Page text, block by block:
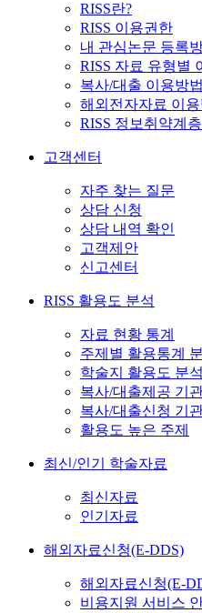
RISS란?
RISS 이용권한
내 관심논문 등록
RISS 자료 유형별
복사/대출 이용방법
해외전자자료 이용
RISS 정보취약계
고객센터
자주 찾는 질문
상담 신청
상담 내역 확인
고객제안
신고센터
RISS 활용도 분석
자료 현황 통계
주제별 활용통계
학술지 활용도 분석
복사/대출제공 기
복사/대출신청 기
활용도 높은 주제
최신/인기 학술자료
최신자료
인기자료
해외자료신청(E-DDS)
해외자료신청(E-
비용지원 서비스